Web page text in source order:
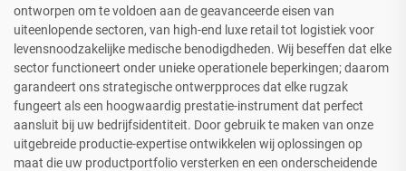
ontworpen om te voldoen aan de geavanceerde eisen van
uiteenlopende sectoren, van high-end luxe retail tot logistiek voor
levensnoodzakelijke medische benodigdheden. Wij beseffen dat elke
sector functioneert onder unieke operationele beperkingen; daarom
garandeert ons strategische ontwerpproces dat elke rugzak
fungeert als een hoogwaardig prestatie-instrument dat perfect
aansluit bij uw bedrijfsidentiteit. Door gebruik te maken van onze
uitgebreide productie-expertise ontwikkelen wij oplossingen op
maat die uw productportfolio versterken en een onderscheidende